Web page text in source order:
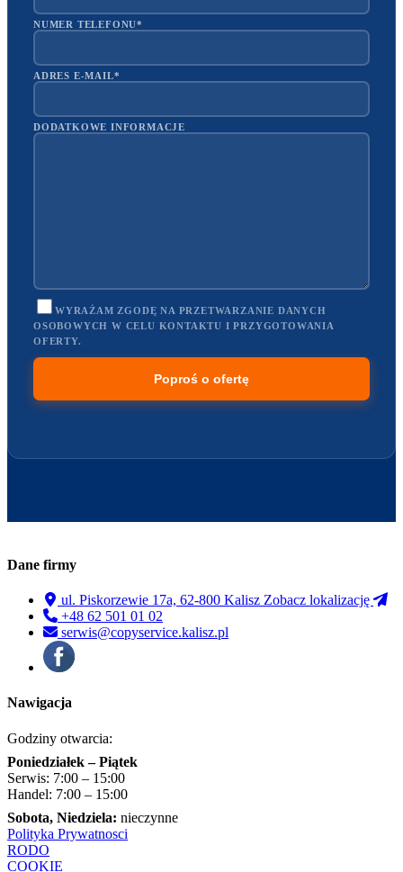
NUMER TELEFONU*
ADRES E-MAIL*
DODATKOWE INFORMACJE
WYRAŻAM ZGODĘ NA PRZETWARZANIE DANYCH
OSOBOWYCH W CELU KONTAKTU I PRZYGOTOWANIA
OFERTY.
Dane firmy
ul. Piskorzewie 17a, 62-800 Kalisz Zobacz lokalizację
+48 62 501 01 02
serwis@copyservice.kalisz.pl
Nawigacja
Godziny otwarcia:
Poniedziałek – Piątek
Serwis: 7:00 – 15:00
Handel: 7:00 – 15:00
Sobota, Niedziela: nieczynne
Polityka Prywatnosci
RODO
COOKIE